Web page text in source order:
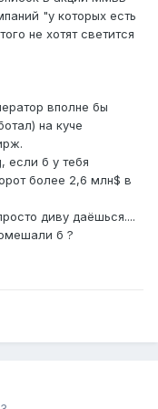
"у которых есть
не хотят светится
вполне бы
на куче
если б у тебя
более 2,6 млн$ в
диву даёшься....
б ?